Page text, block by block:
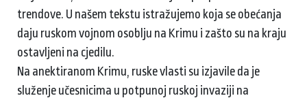
trendove. U našem tekstu istražujemo koja se obećanja
daju ruskom vojnom osoblju na Krimu i zašto su na kraju
ostavljeni na cjedilu.
Na anektiranom Krimu, ruske vlasti su izjavile da je
služenje učesnicima u potpunoj ruskoj invaziji na